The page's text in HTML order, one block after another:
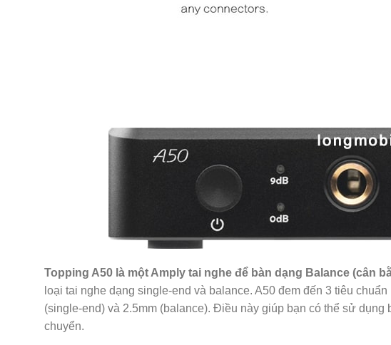
Topping A50 là một Amply tai nghe để bàn dạng Balance (cân
loại tai nghe dạng single-end và balance. A50 đem đến 3 tiêu
(single-end) và 2.5mm (balance). Điều này giúp bạn có thể sử
chuyển.